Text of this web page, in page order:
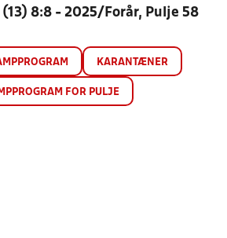
(13) 8:8 - 2025/Forår, Pulje 58
KARANTÆNER
FOR PULJE